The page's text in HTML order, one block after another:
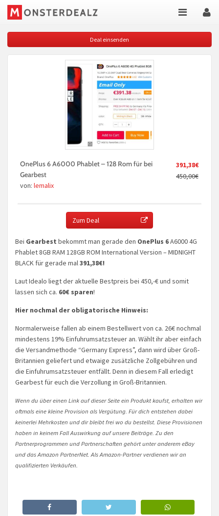
Deal einsenden
391,38€
450,00€
OnePlus 6 A6000 Phablet – 128 Rom für bei
Gearbest
von: lemalix
Zum Deal
Bei Gearbest bekommt man gerade den OnePlus 6A6000 4G
Phablet 8GB RAM 128GB ROM International Version – MIDNIGHT
BLACK für gerade mal391,38€!
Laut Idealo liegt der aktuelle Bestpreis bei 450,-€ und somit
lassen sich ca. 60€ sparen!
Hier nochmal der obligatorische Hinweis:
Normalerweise fallen ab einem Bestellwert von ca. 26€ nochmal
mindestens 19% Einfuhrumsatzsteuer an. Wählt ihr aber einfach
die Versandmethode “Germany Express”, dann wird über Groß-
Britannien geliefert und etwaige zusätzliche Zollgebühren und
die Einfuhrumsatzsteuer entfällt. Denn in diesem Fall erledigt
Gearbest für euch die Verzollung in Groß-Britannien.
Wenn du über einen Link auf dieser Seite ein Produkt kaufst, erhalten wir
oftmals eine kleine Provision als Vergütung. Für dich entstehen dabei
keinerlei Mehrkosten und dir bleibt frei wo du bestellst. Diese Provisionen
haben in keinem Fall Auswirkung auf unsere Beiträge. Zu den
Partnerprogrammen und Partnerschaften gehört unter anderem eBay
und das Amazon PartnerNet. Als Amazon-Partner verdienen wir an
qualifizierten Verkäufen.